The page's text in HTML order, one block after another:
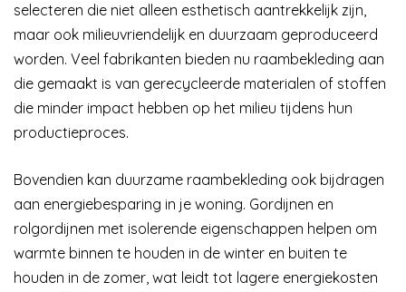
selecteren die niet alleen esthetisch aantrekkelijk zijn,
maar ook milieuvriendelijk en duurzaam geproduceerd
worden. Veel fabrikanten bieden nu raambekleding aan
die gemaakt is van gerecycleerde materialen of stoffen
die minder impact hebben op het milieu tijdens hun
productieproces.
Bovendien kan duurzame raambekleding ook bijdragen
aan energiebesparing in je woning. Gordijnen en
rolgordijnen met isolerende eigenschappen helpen om
warmte binnen te houden in de winter en buiten te
houden in de zomer, wat leidt tot lagere energiekosten